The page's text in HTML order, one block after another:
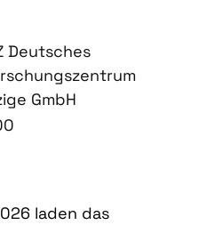
Deutsches
GmbH
laden das